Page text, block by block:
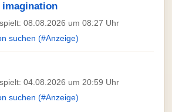
08.08.2026 um 08:27 Uhr
suchen (#Anzeige)
04.08.2026 um 20:59 Uhr
suchen (#Anzeige)